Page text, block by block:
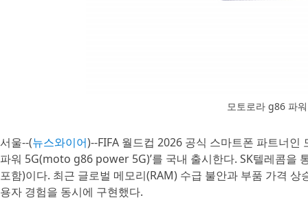
모토로라 g86 파
서울--(뉴스와이어)--FIFA 월드컵 2026 공식 스마트폰 파트너
파워 5G(moto g86 power 5G)’를 국내 출시한다. SK텔레콤을
포함)이다. 최근 글로벌 메모리(RAM) 수급 불안과 부품 가격
용자 경험을 동시에 구현했다.